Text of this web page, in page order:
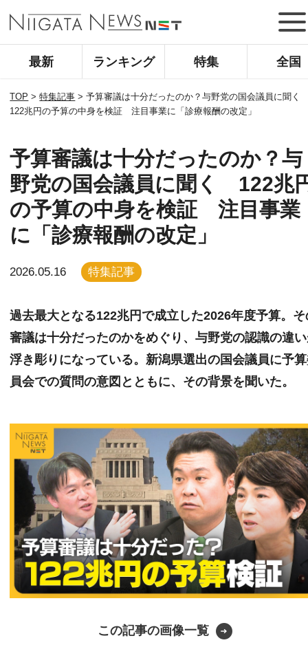
最新 ランキング 特集 全国
TOP >特集記事 >予算審議は十分だったのか？与野党の国会議員に聞
122兆円の予算の中身を検証 注目事業に「診療報酬の改定」
予算審議は十分だったのか？与
野党の国会議員に聞く 122兆
の予算の中身を検証 注目事業
に「診療報酬の改定」
2026.05.16 特集記事
過去最大となる122兆円で成立した2026年度予算。そ
審議は十分だったのかをめぐり、与野党の認識の違
浮き彫りになっている。新潟県選出の国会議員に予
員会での質問の意図とともに、その背景を聞いた。
この記事の画像一覧